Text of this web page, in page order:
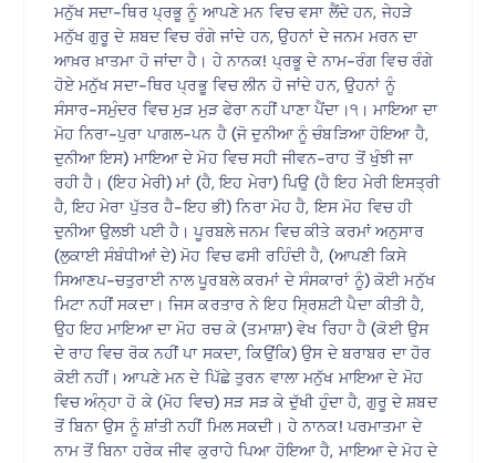
ਮਨੁੱਖ ਸਦਾ-ਥਿਰ ਪ੍ਰਭੂ ਨੂੰ ਆਪਣੇ ਮਨ ਵਿਚ ਵਸਾ ਲੈਂਦੇ ਹਨ, ਜੇਹੜੇ
ਮਨੁੱਖ ਗੁਰੂ ਦੇ ਸ਼ਬਦ ਵਿਚ ਰੰਗੇ ਜਾਂਦੇ ਹਨ, ਉਹਨਾਂ ਦੇ ਜਨਮ ਮਰਨ ਦਾ
ਆਖ਼ਰ ਖ਼ਾਤਮਾ ਹੋ ਜਾਂਦਾ ਹੈ। ਹੇ ਨਾਨਕ! ਪ੍ਰਭੂ ਦੇ ਨਾਮ-ਰੰਗ ਵਿਚ ਰੰਗੇ
ਹੋਏ ਮਨੁੱਖ ਸਦਾ-ਥਿਰ ਪ੍ਰਭੂ ਵਿਚ ਲੀਨ ਹੋ ਜਾਂਦੇ ਹਨ, ਉਹਨਾਂ ਨੂੰ
ਸੰਸਾਰ-ਸਮੁੰਦਰ ਵਿਚ ਮੁੜ ਮੁੜ ਫੇਰਾ ਨਹੀਂ ਪਾਣਾ ਪੈਂਦਾ।੧। ਮਾਇਆ ਦਾ
ਮੋਹ ਨਿਰਾ-ਪੁਰਾ ਪਾਗਲ-ਪਨ ਹੈ (ਜੋ ਦੁਨੀਆ ਨੂੰ ਚੰਬੜਿਆ ਹੋਇਆ ਹੈ,
ਦੁਨੀਆ ਇਸ) ਮਾਇਆ ਦੇ ਮੋਹ ਵਿਚ ਸਹੀ ਜੀਵਨ-ਰਾਹ ਤੋਂ ਖੁੰਝੀ ਜਾ
ਰਹੀ ਹੈ। (ਇਹ ਮੇਰੀ) ਮਾਂ (ਹੈ, ਇਹ ਮੇਰਾ) ਪਿਉ (ਹੈ ਇਹ ਮੇਰੀ ਇਸਤ੍ਰੀ
ਹੈ, ਇਹ ਮੇਰਾ ਪੁੱਤਰ ਹੈ-ਇਹ ਭੀ) ਨਿਰਾ ਮੋਹ ਹੈ, ਇਸ ਮੋਹ ਵਿਚ ਹੀ
ਦੁਨੀਆ ਉਲਝੀ ਪਈ ਹੈ। ਪੂਰਬਲੇ ਜਨਮ ਵਿਚ ਕੀਤੇ ਕਰਮਾਂ ਅਨੁਸਾਰ
(ਲੁਕਾਈ ਸੰਬੰਧੀਆਂ ਦੇ) ਮੋਹ ਵਿਚ ਫਸੀ ਰਹਿੰਦੀ ਹੈ, (ਆਪਣੀ ਕਿਸੇ
ਸਿਆਣਪ-ਚਤੁਰਾਈ ਨਾਲ ਪੂਰਬਲੇ ਕਰਮਾਂ ਦੇ ਸੰਸਕਾਰਾਂ ਨੂੰ) ਕੋਈ ਮਨੁੱਖ
ਮਿਟਾ ਨਹੀਂ ਸਕਦਾ। ਜਿਸ ਕਰਤਾਰ ਨੇ ਇਹ ਸ੍ਰਿਸ਼ਟੀ ਪੈਦਾ ਕੀਤੀ ਹੈ,
ਉਹ ਇਹ ਮਾਇਆ ਦਾ ਮੋਹ ਰਚ ਕੇ (ਤਮਾਸ਼ਾ) ਵੇਖ ਰਿਹਾ ਹੈ (ਕੋਈ ਉਸ
ਦੇ ਰਾਹ ਵਿਚ ਰੋਕ ਨਹੀਂ ਪਾ ਸਕਦਾ, ਕਿਉਂਕਿ) ਉਸ ਦੇ ਬਰਾਬਰ ਦਾ ਹੋਰ
ਕੋਈ ਨਹੀਂ। ਆਪਣੇ ਮਨ ਦੇ ਪਿੱਛੇ ਤੁਰਨ ਵਾਲਾ ਮਨੁੱਖ ਮਾਇਆ ਦੇ ਮੋਹ
ਵਿਚ ਅੰਨ੍ਹਾ ਹੋ ਕੇ (ਮੋਹ ਵਿਚ) ਸੜ ਸੜ ਕੇ ਦੁੱਖੀ ਹੁੰਦਾ ਹੈ, ਗੁਰੂ ਦੇ ਸ਼ਬਦ
ਤੋਂ ਬਿਨਾ ਉਸ ਨੂੰ ਸ਼ਾਂਤੀ ਨਹੀਂ ਮਿਲ ਸਕਦੀ। ਹੇ ਨਾਨਕ! ਪਰਮਾਤਮਾ ਦੇ
ਨਾਮ ਤੋਂ ਬਿਨਾ ਹਰੇਕ ਜੀਵ ਕੁਰਾਹੇ ਪਿਆ ਹੋਇਆ ਹੈ, ਮਾਇਆ ਦੇ ਮੋਹ ਦੇ